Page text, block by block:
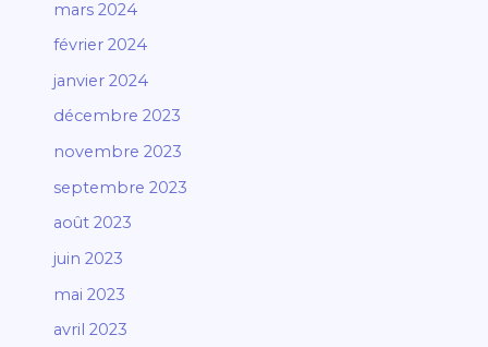
mars 2024
février 2024
janvier 2024
décembre 2023
novembre 2023
septembre 2023
août 2023
juin 2023
mai 2023
avril 2023